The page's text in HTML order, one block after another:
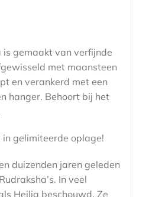
is gemaakt van verfijnde
met maansteen
en verankerd met een
hanger. Behoort bij het
gelimiteerde oplage!
duizenden jaren geleden
In veel
Heilig beschouwd. Ze